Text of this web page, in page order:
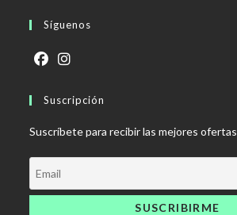
Síguenos
abre
una
nueva
pestaña
abre
una
nueva
pestaña
Suscripción
Suscríbete para recibir las mejores ofertas